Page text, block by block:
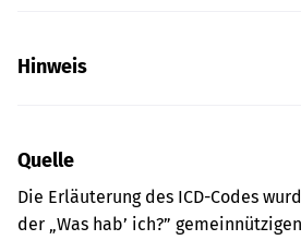
Hinweis
Quelle
Die Erläuterung des ICD-Codes
der „Was hab’ ich?”